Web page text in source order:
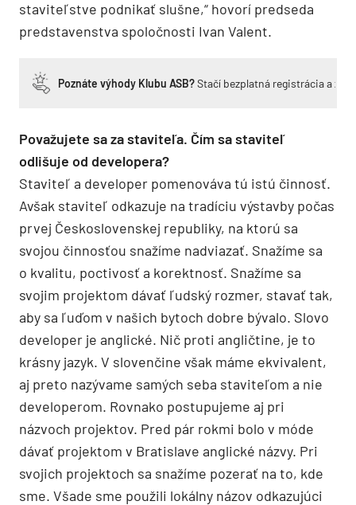
staviteľstve podnikať slušne,“ hovorí predseda
predstavenstva spoločnosti Ivan Valent.
Poznáte výhody Klubu ASB?Stačí bezplatná registrácia a
Považujete sa za staviteľa. Čím sa staviteľ
odlišuje od developera?
Staviteľ a developer pomenováva tú istú činnosť.
Avšak staviteľ odkazuje na tradíciu výstavby počas
prvej Československej republiky, na ktorú sa
svojou činnosťou snažíme nadviazať. Snažíme sa
o kvalitu, poctivosť a korektnosť. Snažíme sa
svojim projektom dávať ľudský rozmer, stavať tak,
aby sa ľuďom v našich bytoch dobre bývalo. Slovo
developer je anglické. Nič proti angličtine, je to
krásny jazyk. V slovenčine však máme ekvivalent,
aj preto nazývame samých seba staviteľom a nie
developerom. Rovnako postupujeme aj pri
názvoch projektov. Pred pár rokmi bolo v móde
dávať projektom v Bratislave anglické názvy. Pri
svojich projektoch sa snažíme pozerať na to, kde
sme. Všade sme použili lokálny názov odkazujúci